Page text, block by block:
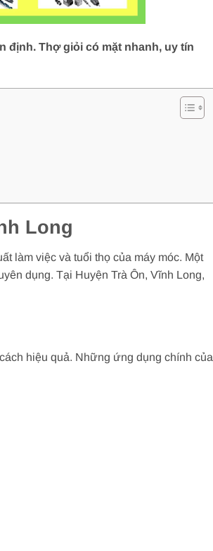
định. Thợ giỏi có mặt nhanh, uy tín
Long
làm việc và tuổi thọ của máy móc. Một
dụng. Tại Huyện Trà Ôn, Vĩnh Long,
hiệu quả. Những ứng dụng chính của